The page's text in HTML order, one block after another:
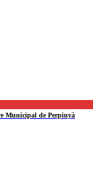
Municipal de Perpinyà